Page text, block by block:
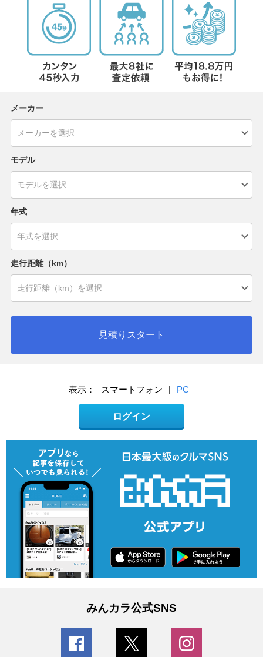
メーカー
モデル
年式
走行距離（km）
見積りスタート
表示： スマートフォン | PC
ログイン
みんカラ公式SNS